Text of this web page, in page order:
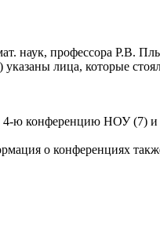
наук, профессора Р.В.
лица, которые
4-ю конференцию НОУ (7)
о конференциях